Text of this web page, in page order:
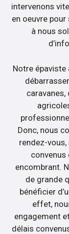
intervenons
en oeuvre
à nous
Notre épaviste
Donc, nous
rendez-vous,
convenus
encombrant.
de grande
bénéficier
effet,
engagement
délais